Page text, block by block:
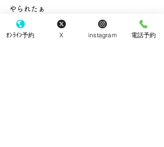
やられたぁ
今度C氏が来た時は日本語しか話さないゾ！
ｵﾝﾗｲﾝ予約 X instagram 電話予約